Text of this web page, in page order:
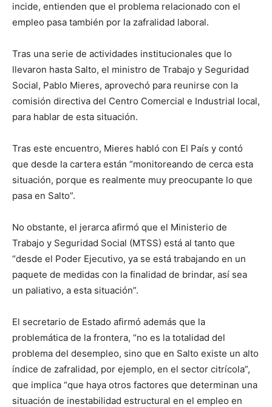
incide, entienden que el problema relacionado con el
empleo pasa también por la zafralidad laboral.
Tras una serie de actividades institucionales que lo
llevaron hasta Salto, el ministro de Trabajo y Seguridad
Social, Pablo Mieres, aprovechó para reunirse con la
comisión directiva del Centro Comercial e Industrial local,
para hablar de esta situación.
Tras este encuentro, Mieres habló con El País y contó
que desde la cartera están “monitoreando de cerca esta
situación, porque es realmente muy preocupante lo que
pasa en Salto”.
No obstante, el jerarca afirmó que el Ministerio de
Trabajo y Seguridad Social (MTSS) está al tanto que
“desde el Poder Ejecutivo, ya se está trabajando en un
paquete de medidas con la finalidad de brindar, así sea
un paliativo, a esta situación”.
El secretario de Estado afirmó además que la
problemática de la frontera, “no es la totalidad del
problema del desempleo, sino que en Salto existe un alto
índice de zafralidad, por ejemplo, en el sector citrícola”,
que implica “que haya otros factores que determinan una
situación de inestabilidad estructural en el empleo en